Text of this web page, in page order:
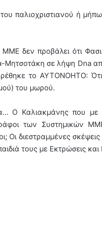
παλιοχριστιανού ή
ΜΜΕ δεν προβάλει ότι
σε λήψη Dna
το ΑΥΤΟΝΟΗΤΟ: Ότι
του μωρού.
Ο Καλιακμάνης που με
των Συστημικών
Οι διεστραμμένες
τους με Εκτρώσεις